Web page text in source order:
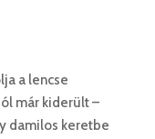
a lencse
már kiderült –
damilos keretbe